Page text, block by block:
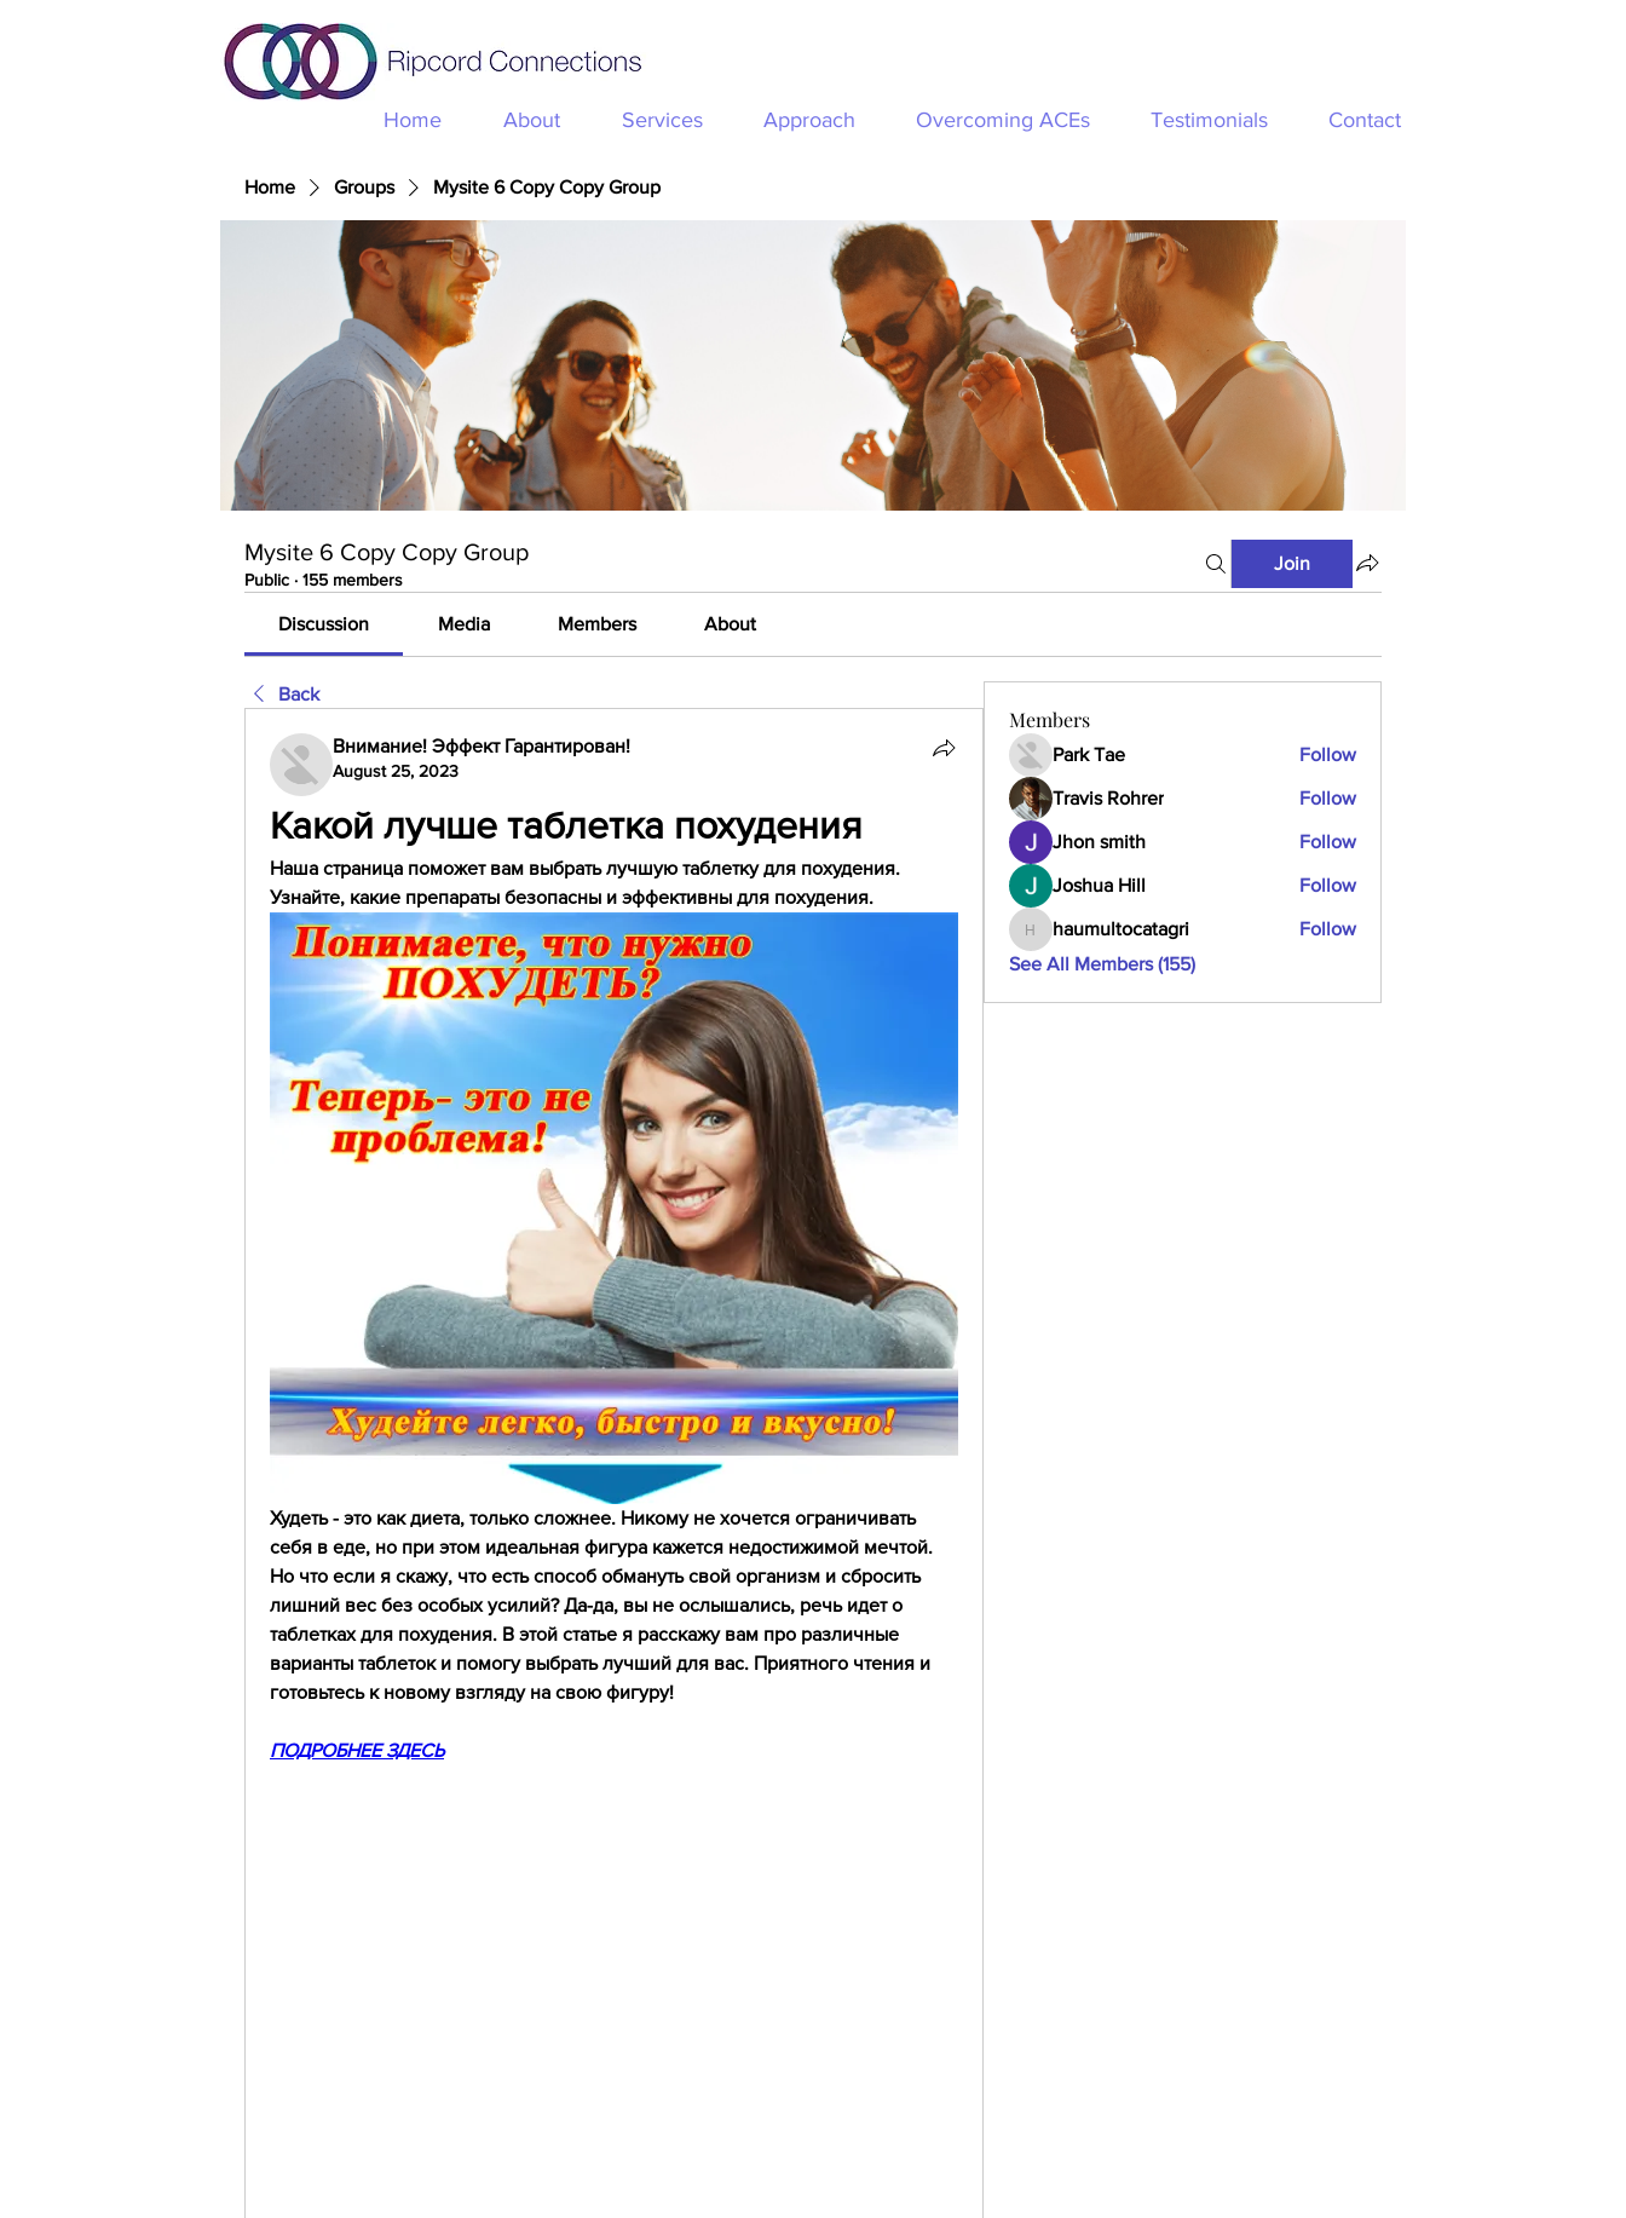
Home About Services Approach Overcoming ACEs Testimonials Contact
Home Groups Mysite 6 Copy Copy Group
Mysite 6 Copy Copy Group
Public · 155 members
Join
Discussion Media Members About
Back
Внимание! Эффект Гарантирован!
August 25, 2023
Какой лучше таблетка похудения
Наша страница поможет вам выбрать лучшую таблетку для похудения.
Узнайте, какие препараты безопасны и эффективны для похудения.
Худеть - это как диета, только сложнее. Никому не хочется ограничивать
себя в еде, но при этом идеальная фигура кажется недостижимой мечтой.
Но что если я скажу, что есть способ обмануть свой организм и сбросить
лишний вес без особых усилий? Да-да, вы не ослышались, речь идет о
таблетках для похудения. В этой статье я расскажу вам про различные
варианты таблеток и помогу выбрать лучший для вас. Приятного чтения и
готовьтесь к новому взгляду на свою фигуру!
ПОДРОБНЕЕ ЗДЕСЬ
Members
Park Tae Follow
Travis Rohrer Follow
Jhon smith Follow
Joshua Hill Follow
haumultocatagri
haumultocatagri
Follow
See All Members (155)